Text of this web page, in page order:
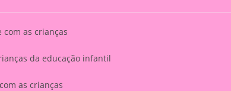
as crianças
da educação infantil
as crianças